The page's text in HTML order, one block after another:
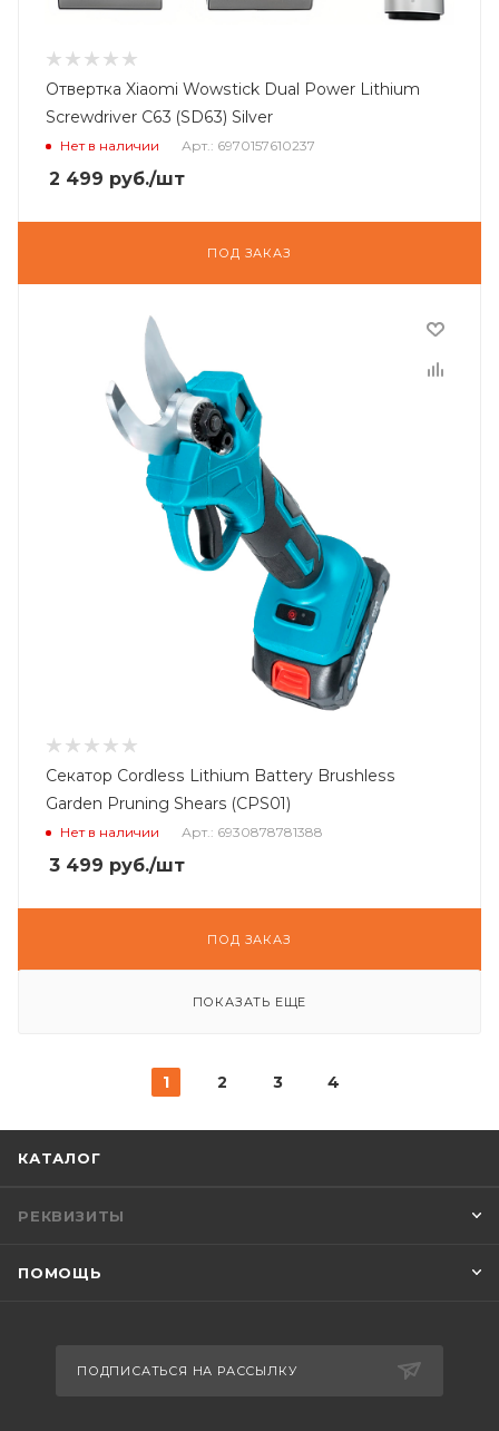
Отвертка Xiaomi Wowstick Dual Power Lithium
Screwdriver C63 (SD63) Silver
Нет в наличии Арт.: 6970157610237
2 499 руб./шт
ПОД ЗАКАЗ
Секатор Cordless Lithium Battery Brushless
Garden Pruning Shears (CPS01)
Нет в наличии Арт.: 6930878781388
3 499 руб./шт
ПОД ЗАКАЗ
ПОКАЗАТЬ ЕЩЕ
1 2 3 4
КАТАЛОГ
РЕКВИЗИТЫ
ПОМОЩЬ
ПОДПИСАТЬСЯ НА РАССЫЛКУ